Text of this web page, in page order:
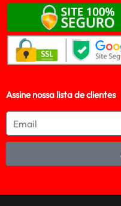
Assine nossa lista de clientes